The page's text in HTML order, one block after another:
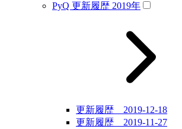
PyQ 更新履歴 2019年
更新履歴 2019-12-18
更新履歴 2019-11-27